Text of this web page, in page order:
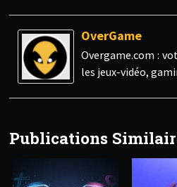
OverGame
Overgame.com :
les jeux-vidéo,
Publications